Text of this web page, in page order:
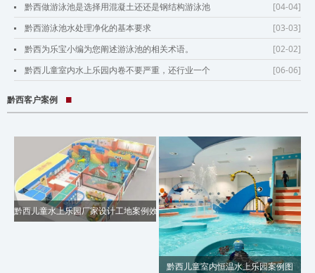
黔西做游泳池是选择用混凝土还还是钢结构游泳池
呢？
[04-04]
黔西游泳池水处理净化的基本要求
[03-03]
黔西为乐宝小编为您阐述游泳池的相关术语。
[02-02]
黔西儿童室内水上乐园内卷不要严重，还行业一个
[06-06]
黔西客户案例
黔西儿童水上乐园厂家设计工地案例效果图
黔西儿童室内恒温水上乐园案例图